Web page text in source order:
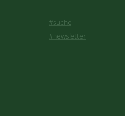
#suche
#newsletter